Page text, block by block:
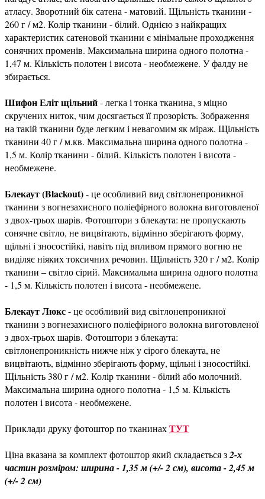
атласу. Зворотний бік сатена - матовий. Щільність тканини -
260 г / м2. Колір тканини - білий. Однією з найкращих
характеристик сатеновой тканини є мінімальне проходження
сонячних променів. Максимальна ширина одного полотна -
1,47 м. Кількість полотен і висота - необмежене. У фалду не
збирається.
Шифон Еліт щільний- легка і тонка тканина, з міцно
скручених ниток, чим досягається її прозорість. Зображення
на такій тканини буде легким і невагомим як міраж. Щільність
тканини 40 г / м.кв. Максимальна ширина одного полотна -
1,5 м. Колір тканини - білий. Кількість полотен і висота -
необмежене.
Блекаут (Blackout)- це особливий вид світлонепроникної
тканини з вогнезахисного поліефірного волокна виготовленої
з двох-трьох шарів. Фотоштори з блекаута: не пропускають
сонячне світло, не вицвітають, відмінно зберігають форму,
щільні і зносостійкі, навіть під впливом прямого вогню не
виділяє ніяких токсичних речовин. Щільність 320 г / м2. Колір
тканини – світло сірий. Максимальна ширина одного полотна
- 1,5 м. Кількість полотен і висота - необмежене.
Блекаут Люкс- це особливий вид світлонепроникної
тканини з вогнезахисного поліефірного волокна виготовленої
з двох-трьох шарів. Фотоштори з блекаута:
світлонепроникність нижче ніж у сірого блекаута, не
вицвітають, відмінно зберігають форму, щільні і зносостійкі.
Щільність 380 г / м2. Колір тканини - білий або молочний.
Максимальна ширина одного полотна - 1,5 м. Кількість
полотен і висота - необмежене.
Приклади друку фотоштор по тканинахТУТ
Ціна вказана за комплект фотоштор який складається з2-х
частин розміром: ширина - 1,35 м (+/- 2 см), висота - 2,45 м
(+/- 2 см)